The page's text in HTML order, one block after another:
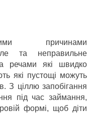
причинами
та неправильне
речами які швидко
які пустощі можуть
З ціллю запобігання
під час займання,
формі, щоб діти